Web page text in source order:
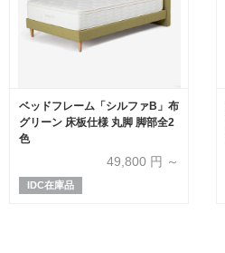
ベッドフレーム「シルファB」布
グリーン 床板仕様 丸脚 脚部全2
色
49,800 円 ～
IDC在庫品